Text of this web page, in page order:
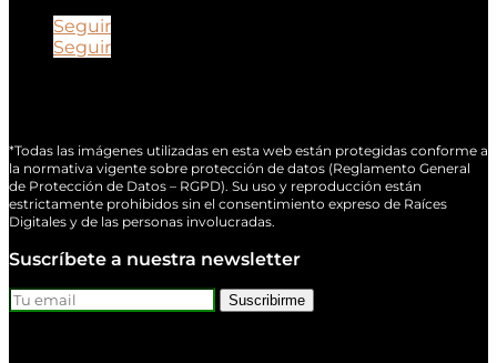
Seguir
Seguir
*Todas las imágenes utilizadas en esta web están protegidas conforme a
la normativa vigente sobre protección de datos (Reglamento General
de Protección de Datos – RGPD). Su uso y reproducción están
estrictamente prohibidos sin el consentimiento expreso de Raíces
Digitales y de las personas involucradas.
Suscríbete a nuestra newsletter
Suscribirme